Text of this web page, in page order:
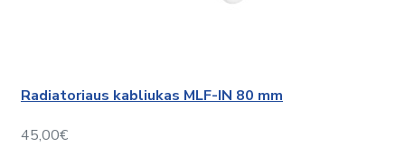
Radiatoriaus kabliukas MLF-IN 80 mm
45,00€